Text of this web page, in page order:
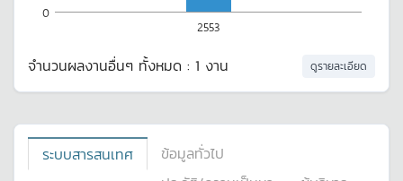
2553
0
ดูรายละเอียด
จำนวนผลงานอื่นๆ ทั้งหมด : 1 งาน
ระบบสารสนเทศ
ข้อมูลทั่วไป